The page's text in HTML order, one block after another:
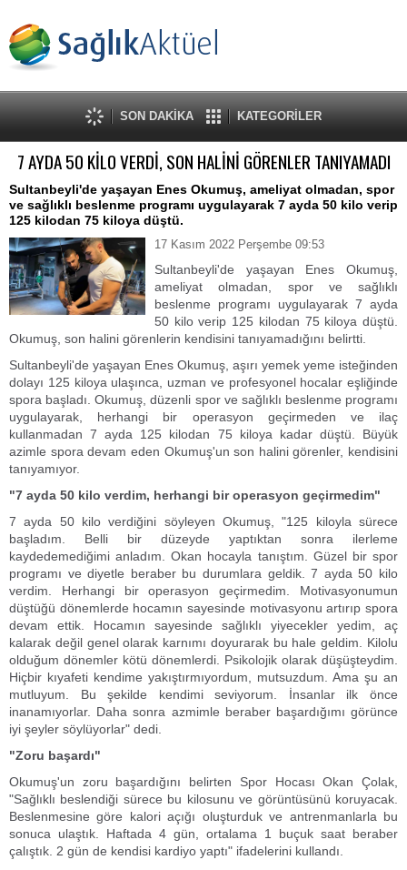
SON DAKİKA KATEGORİLER
7 AYDA 50 KİLO VERDİ, SON HALİNİ GÖRENLER TANIYAMADI
Sultanbeyli'de yaşayan Enes Okumuş, ameliyat olmadan, spor
ve sağlıklı beslenme programı uygulayarak 7 ayda 50 kilo verip
125 kilodan 75 kiloya düştü.
17 Kasım 2022 Perşembe 09:53
Sultanbeyli'de yaşayan Enes Okumuş,
ameliyat olmadan, spor ve sağlıklı
beslenme programı uygulayarak 7 ayda
50 kilo verip 125 kilodan 75 kiloya düştü.
Okumuş, son halini görenlerin kendisini tanıyamadığını belirtti.
Sultanbeyli'de yaşayan Enes Okumuş, aşırı yemek yeme isteğinden
dolayı 125 kiloya ulaşınca, uzman ve profesyonel hocalar eşliğinde
spora başladı. Okumuş, düzenli spor ve sağlıklı beslenme programı
uygulayarak, herhangi bir operasyon geçirmeden ve ilaç
kullanmadan 7 ayda 125 kilodan 75 kiloya kadar düştü. Büyük
azimle spora devam eden Okumuş'un son halini görenler, kendisini
tanıyamıyor.
"7 ayda 50 kilo verdim, herhangi bir operasyon geçirmedim"
7 ayda 50 kilo verdiğini söyleyen Okumuş, "125 kiloyla sürece
başladım. Belli bir düzeyde yaptıktan sonra ilerleme
kaydedemediğimi anladım. Okan hocayla tanıştım. Güzel bir spor
programı ve diyetle beraber bu durumlara geldik. 7 ayda 50 kilo
verdim. Herhangi bir operasyon geçirmedim. Motivasyonumun
düştüğü dönemlerde hocamın sayesinde motivasyonu artırıp spora
devam ettik. Hocamın sayesinde sağlıklı yiyecekler yedim, aç
kalarak değil genel olarak karnımı doyurarak bu hale geldim. Kilolu
olduğum dönemler kötü dönemlerdi. Psikolojik olarak düşüşteydim.
Hiçbir kıyafeti kendime yakıştırmıyordum, mutsuzdum. Ama şu an
mutluyum. Bu şekilde kendimi seviyorum. İnsanlar ilk önce
inanamıyorlar. Daha sonra azmimle beraber başardığımı görünce
iyi şeyler söylüyorlar" dedi.
"Zoru başardı"
Okumuş'un zoru başardığını belirten Spor Hocası Okan Çolak,
"Sağlıklı beslendiği sürece bu kilosunu ve görüntüsünü koruyacak.
Beslenmesine göre kalori açığı oluşturduk ve antrenmanlarla bu
sonuca ulaştık. Haftada 4 gün, ortalama 1 buçuk saat beraber
çalıştık. 2 gün de kendisi kardiyo yaptı" ifadelerini kullandı.